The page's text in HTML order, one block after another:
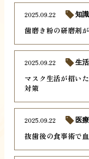
歯磨き粉の研磨剤
2025.09.22 知識
マスク生活が招い
対策
2025.09.22 生活
抜歯後の食事術で
2025.09.22 医療